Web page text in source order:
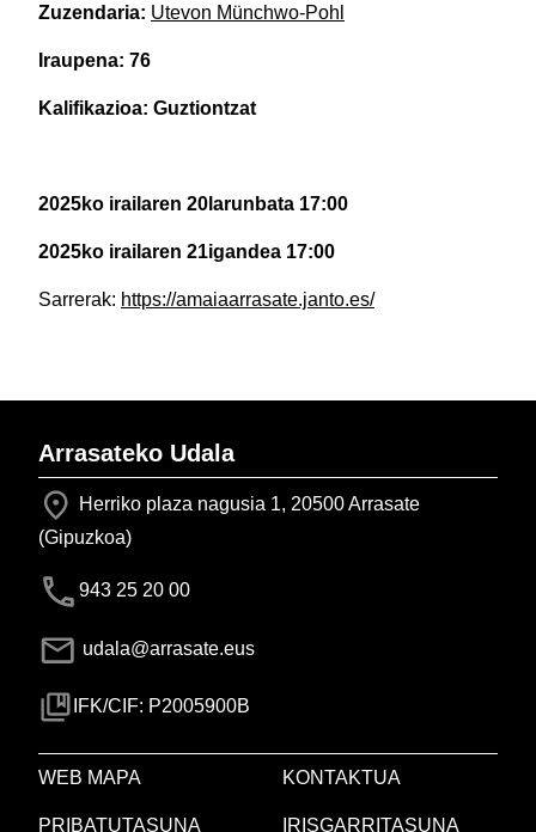
Zuzendaria: Utevon Münchwo-Pohl
Iraupena: 76
Kalifikazioa: Guztiontzat
2025ko irailaren 20larunbata 17:00
2025ko irailaren 21igandea 17:00
Sarrerak: https://amaiaarrasate.janto.es/
Arrasateko Udala
Herriko plaza nagusia 1, 20500 Arrasate
(Gipuzkoa)
943 25 20 00
udala@arrasate.eus
IFK/CIF: P2005900B
WEB MAPA KONTAKTUA
PRIBATUTASUNA IRISGARRITASUNA